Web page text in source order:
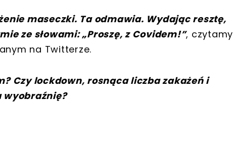
maseczki. Ta odmawia. Wydając resztę,
ze słowami: „Proszę, z Covidem!”, czytamy
na Twitterze.
Czy lockdown, rosnąca liczba zakażeń i
wyobraźnię?